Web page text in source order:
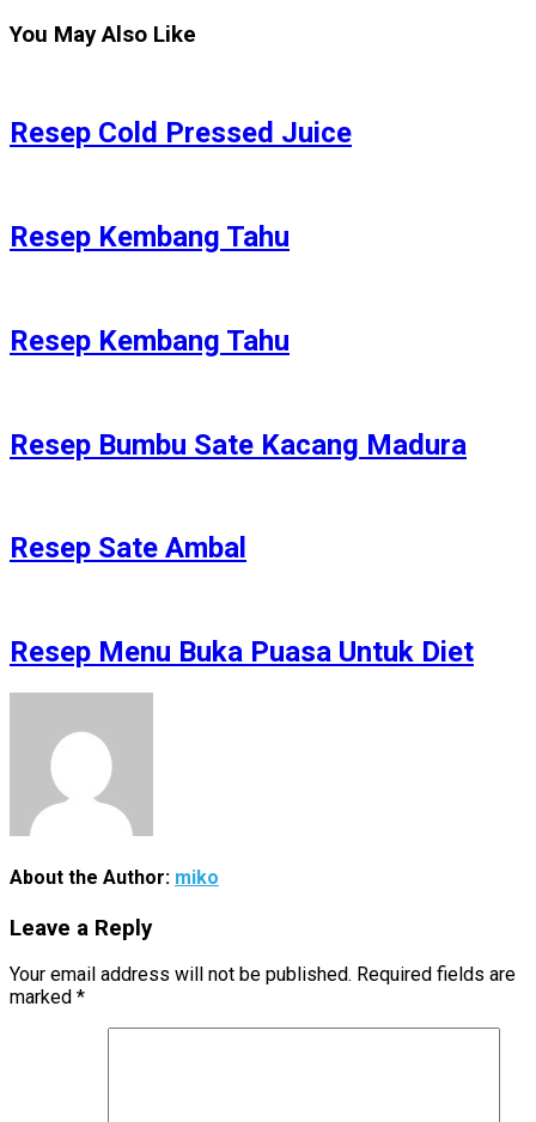
You May Also Like
Resep Cold Pressed Juice
Resep Kembang Tahu
Resep Kembang Tahu
Resep Bumbu Sate Kacang Madura
Resep Sate Ambal
Resep Menu Buka Puasa Untuk Diet
About the Author: miko
Leave a Reply
Your email address will not be published. Required fields are
marked *